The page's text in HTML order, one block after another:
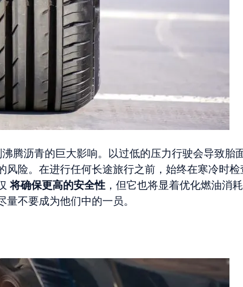
腾沥青的巨大影响。以过低的压力行驶会导致胎
险。在进行任何长途旅行之前，始终在寒冷时检
将确保更高的安全性 ，但它也将显着优化燃油消耗
不要成为他们中的一员。